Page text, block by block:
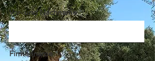
Vor- und Nachname
Firmenname